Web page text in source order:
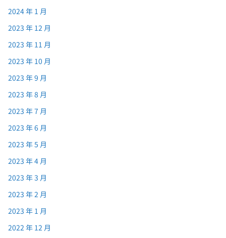
2024 年 1 月
2023 年 12 月
2023 年 11 月
2023 年 10 月
2023 年 9 月
2023 年 8 月
2023 年 7 月
2023 年 6 月
2023 年 5 月
2023 年 4 月
2023 年 3 月
2023 年 2 月
2023 年 1 月
2022 年 12 月